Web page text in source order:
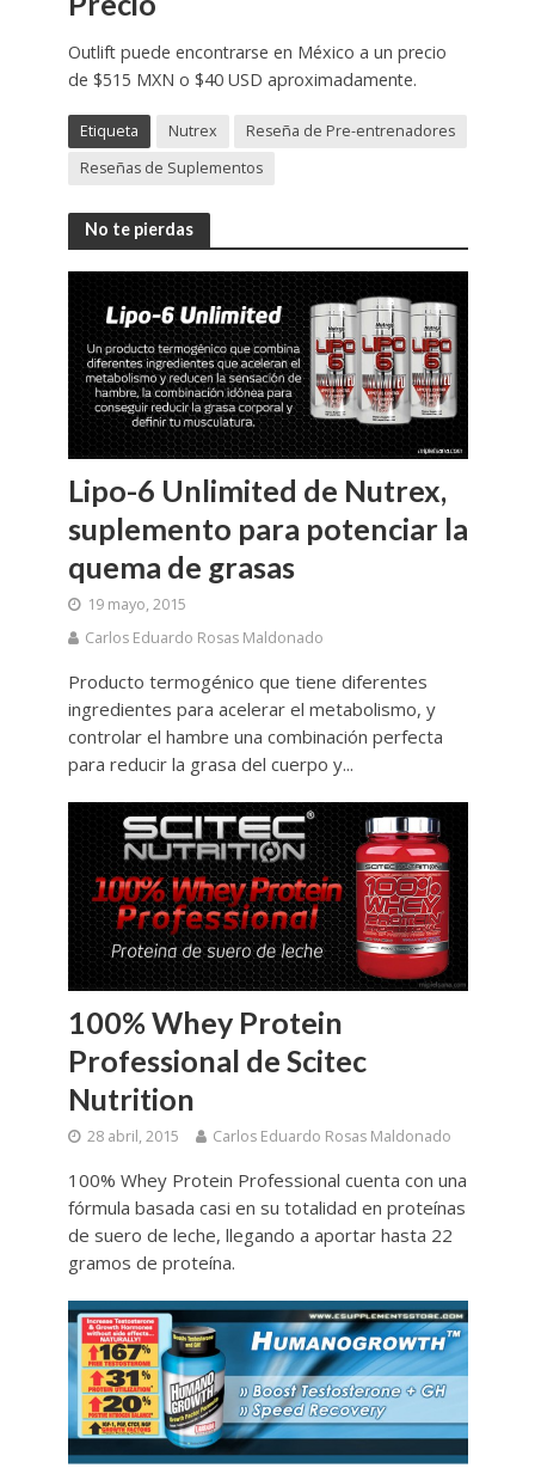
Outlift puede encontrarse en México a un precio
de $515 MXN o $40 USD aproximadamente.
Etiqueta Nutrex
Reseña de Pre-entrenadores
Reseñas de Suplementos
No te pierdas
Lipo-6 Unlimited de Nutrex,
suplemento para potenciar la
quema de grasas
19 mayo, 2015
Carlos Eduardo Rosas Maldonado
Producto termogénico que tiene diferentes
ingredientes para acelerar el metabolismo, y
controlar el hambre una combinación perfecta
para reducir la grasa del cuerpo y...
100% Whey Protein
Professional de Scitec
Nutrition
28 abril, 2015 Carlos Eduardo Rosas Maldonado
100% Whey Protein Professional cuenta con una
fórmula basada casi en su totalidad en proteínas
de suero de leche, llegando a aportar hasta 22
gramos de proteína.